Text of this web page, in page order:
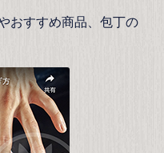
おすすめ商品、包丁の